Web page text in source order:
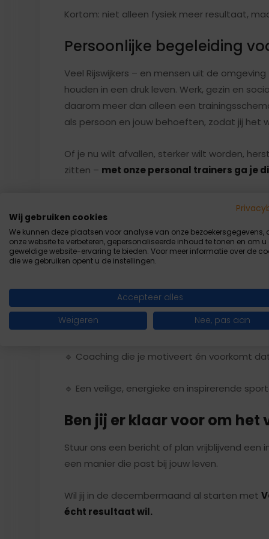
Kortom: niet alleen fysiek meer resultaat,
Persoonlijke begeleiding
Veel Rijswijkers – en mensen uit de
houden in een druk leven. Werk, gezin en
daarom meer dan alleen een
als persoon en jouw behoeften, zodat jij het
Of je nu wilt afvallen, sterker wilt worden,
zitten – met onze personal trainers ga je
Wat kun je bij ons
Bij RWIJK GYM begeleiden we je stap voor
🔹 Persoonlijke trainingsprogramma’s,
🔹 Praktisch voedingsadvies dat naadloos
🔹 Meetbare vooruitgang met regelmatige
🔹 Coaching die je motiveert én voorkomt
🔹 Een veilige, energieke en inspirerende
Ben jij er klaar voor om het
Stuur ons een bericht of plan vrijblijvend
een manier die past bij jouw leven.
Wil jij in de decembermaand al starten met
écht resultaat wil.
Wij gebruiken cookies
We kunnen deze plaatsen voor analyse van onze bezoekersgegevens,
onze website te verbeteren, gepersonaliseerde inhoud te tonen en om u
geweldige website-ervaring te bieden. Voor meer informatie over de
die we gebruiken opent u de instellingen.
Accepteer alles
Weigeren
Nee, pas aan